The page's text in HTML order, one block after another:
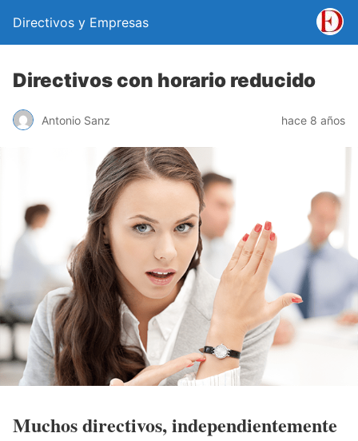
Directivos y Empresas
Directivos con horario reducido
Antonio Sanz hace 8 años
Muchos directivos, independientemente